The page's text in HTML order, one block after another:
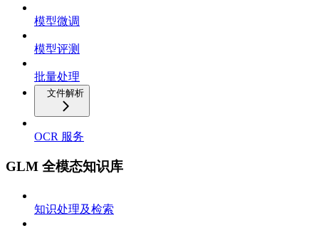
模型微调
模型评测
批量处理
文件解析
OCR 服务
GLM 全模态知识库
知识处理及检索